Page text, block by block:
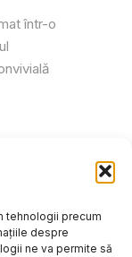
tehnologii precum
despre
ne va permite să
într-o